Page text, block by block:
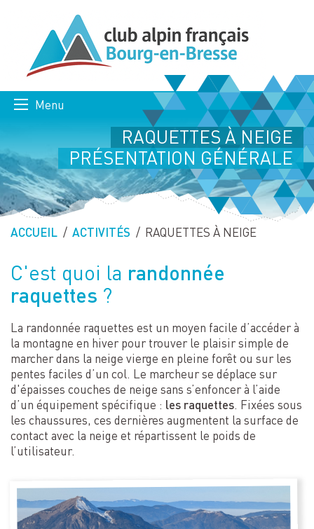
Menu
RAQUETTES À NEIGE
PRÉSENTATION GÉNÉRALE
ACCUEIL ACTIVITÉS PAGE ACTUELLE :
RAQUETTES À NEIGE
C'est quoi la randonnée
raquettes ?
La randonnée raquettes est un moyen facile d’accéder à
la montagne en hiver pour trouver le plaisir simple de
marcher dans la neige vierge en pleine forêt ou sur les
pentes faciles d’un col. Le marcheur se déplace sur
d'épaisses couches de neige sans s’enfoncer à l’aide
d’un équipement spécifique : les raquettes. Fixées sous
les chaussures, ces dernières augmentent la surface de
contact avec la neige et répartissent le poids de
l’utilisateur.